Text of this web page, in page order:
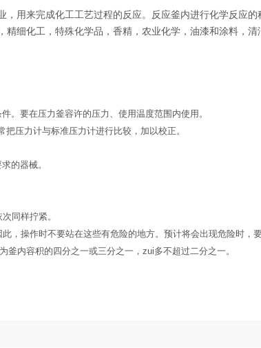
用来完成化工工艺过程的反应。反应釜内进行化学反应
细化工，特殊化学品，香精，农业化学，油漆和涂料，清
件。要在压力釜容许的压力、使用温度范围内使用。
把压力计与标准压力计进行比较，加以校正。
求的器械。
次同样拧紧。
此，操作时不要站在这些有危险的地方。预计将会出现危险时，
为釜内容积的四分之一或三分之一，zui多不超过二分之一。